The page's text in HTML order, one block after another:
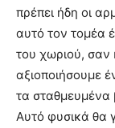
πρέπει ήδη οι
αυτό τον τομέα
του χωριού, σαν
αξιοποιήσουμε
τα
Αυτό φυσικά θα